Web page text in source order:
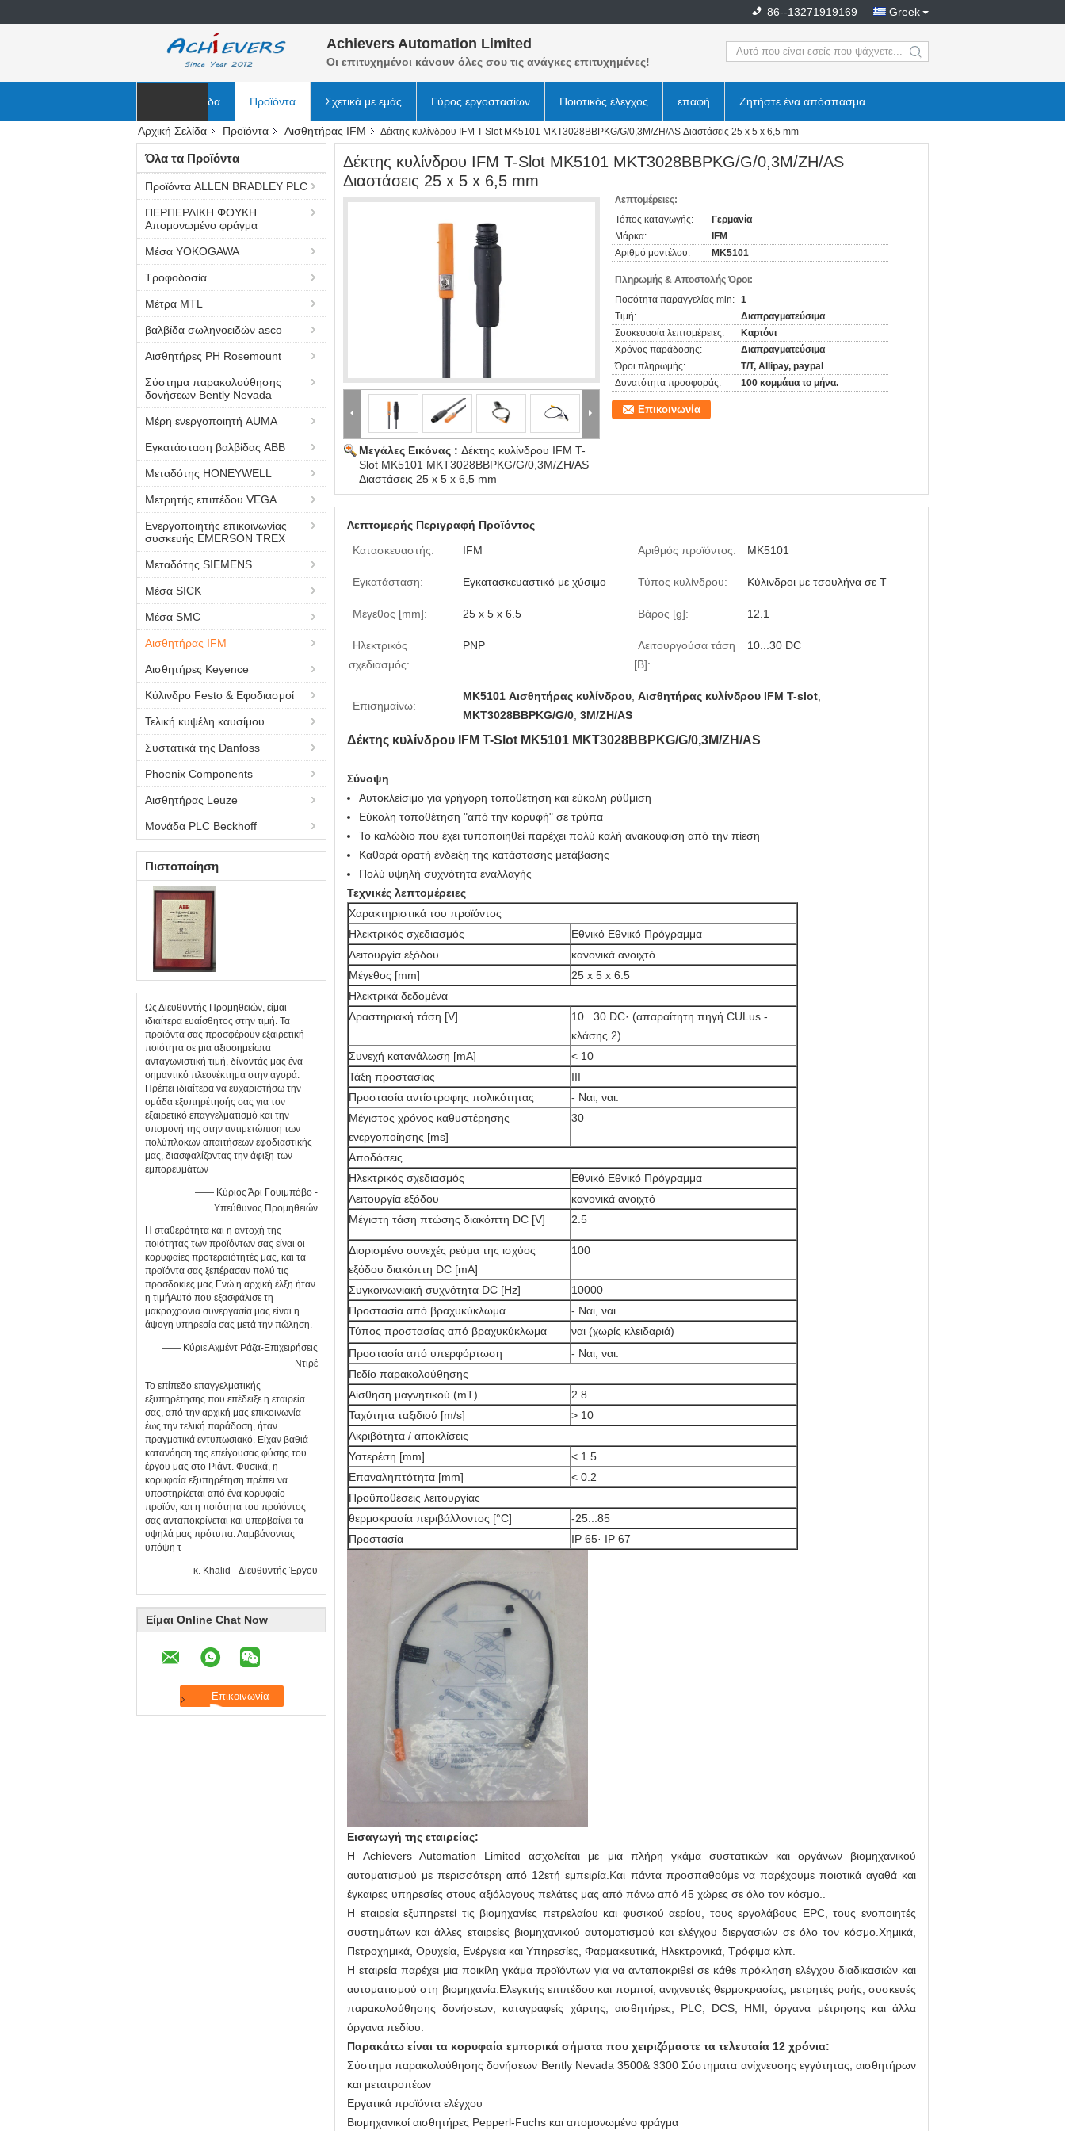
Greek
86--13271919169
Achievers Automation Limited
Οι επιτυχημένοι κάνουν όλες σου τις ανάγκες επιτυχημένες! search
Αρχική Σελίδα Προϊόντα Σχετικά με εμάς Γύρος εργοστασίων Ποιοτικός έλεγχος επαφή Ζητήστε ένα απόσπασμα
Ειδήσεις
Αρχική Σελίδα Προϊόντα Αισθητήρας IFM Δέκτης κυλίνδρου IFM T-Slot MK5101 MKT3028BBPKG/G/0,3M/ZH/AS Διαστάσεις 25 x 5 x 6,5 mm
Όλα τα Προϊόντα
Προϊόντα ALLEN BRADLEY PLC
ΠΕΡΠΕΡΛΙΚΗ ΦΟΥΚΗ
Απομονωμένο φράγμα
Μέσα YOKOGAWA
Τροφοδοσία
Μέτρα MTL
βαλβίδα σωληνοειδών asco
Αισθητήρες PH Rosemount
Σύστημα παρακολούθησης
δονήσεων Bently Nevada
Μέρη ενεργοποιητή AUMA
Εγκατάσταση βαλβίδας ABB
Μεταδότης HONEYWELL
Μετρητής επιπέδου VEGA
Ενεργοποιητής επικοινωνίας
συσκευής EMERSON TREX
Μεταδότης SIEMENS
Μέσα SICK
Μέσα SMC
Αισθητήρας IFM
Αισθητήρες Keyence
Κύλινδρο Festo & Εφοδιασμοί
Τελική κυψέλη καυσίμου
Συστατικά της Danfoss
Phoenix Components
Αισθητήρας Leuze
Μονάδα PLC Beckhoff
Πιστοποίηση
Ως Διευθυντής Προμηθειών, είμαι
ιδιαίτερα ευαίσθητος στην τιμή. Τα
προϊόντα σας προσφέρουν εξαιρετική
ποιότητα σε μια αξιοσημείωτα
ανταγωνιστική τιμή, δίνοντάς μας ένα
σημαντικό πλεονέκτημα στην αγορά.
Πρέπει ιδιαίτερα να ευχαριστήσω την
ομάδα εξυπηρέτησής σας για τον
εξαιρετικό επαγγελματισμό και την
υπομονή της στην αντιμετώπιση των
πολύπλοκων απαιτήσεων εφοδιαστικής
μας, διασφαλίζοντας την άφιξη των
εμπορευμάτων
—— Κύριος Άρι Γουιμπόβο -
Υπεύθυνος Προμηθειών
Η σταθερότητα και η αντοχή της
ποιότητας των προϊόντων σας είναι οι
κορυφαίες προτεραιότητές μας, και τα
προϊόντα σας ξεπέρασαν πολύ τις
προσδοκίες μας.Ενώ η αρχική έλξη ήταν
η τιμήΑυτό που εξασφάλισε τη
μακροχρόνια συνεργασία μας είναι η
άψογη υπηρεσία σας μετά την πώληση.
—— Κύριε Αχμέντ Ράζα-Επιχειρήσεις
Ντιρέ
Το επίπεδο επαγγελματικής
εξυπηρέτησης που επέδειξε η εταιρεία
σας, από την αρχική μας επικοινωνία
έως την τελική παράδοση, ήταν
πραγματικά εντυπωσιακό. Είχαν βαθιά
κατανόηση της επείγουσας φύσης του
έργου μας στο Ριάντ. Φυσικά, η
κορυφαία εξυπηρέτηση πρέπει να
υποστηρίζεται από ένα κορυφαίο
προϊόν, και η ποιότητα του προϊόντος
σας ανταποκρίνεται και υπερβαίνει τα
υψηλά μας πρότυπα. Λαμβάνοντας
υπόψη τ
—— κ. Khalid - Διευθυντής Έργου
Είμαι Online Chat Now
Δέκτης κυλίνδρου IFM T-Slot MK5101 MKT3028BBPKG/G/0,3M/ZH/AS
Διαστάσεις 25 x 5 x 6,5 mm
Μεγάλες Εικόνας : Δέκτης κυλίνδρου IFM T-
Slot MK5101 MKT3028BBPKG/G/0,3M/ZH/AS
Διαστάσεις 25 x 5 x 6,5 mm
Λεπτομέρειες:
Τόπος καταγωγής:
Γερμανία
Μάρκα:
IFM
Αριθμό μοντέλου:
MK5101
Πληρωμής & Αποστολής Όροι:
Ποσότητα παραγγελίας min: 1
Τιμή:
Διαπραγματεύσιμα
Συσκευασία λεπτομέρειες:
Καρτόνι
Χρόνος παράδοσης:
Διαπραγματεύσιμα
Όροι πληρωμής:
T/T, Allipay, paypal
Δυνατότητα προσφοράς:
100 κομμάτια το μήνα.
Επικοινωνία
Λεπτομερής Περιγραφή Προϊόντος
Κατασκευαστής:
IFM Αριθμός προϊόντος: MK5101
Εγκατάσταση: Εγκατασκευαστικό με χύσιμο Τύπος κυλίνδρου: Κύλινδροι με τσουλήνα σε Τ
Μέγεθος [mm]: 25 x 5 x 6.5 Βάρος [g]: 12.1
Ηλεκτρικός
σχεδιασμός:
PNP
Λειτουργούσα τάση
[Β]:
10...30 DC
Επισημαίνω:
MK5101 Αισθητήρας κυλίνδρου Αισθητήρας κυλίνδρου IFM T-slot
MKT3028BBPKG/G/0 3M/ZH/AS
Δέκτης κυλίνδρου IFM T-Slot MK5101 MKT3028BBPKG/G/0,3M/ZH/AS
Σύνοψη
Αυτοκλείσιμο για γρήγορη τοποθέτηση και εύκολη ρύθμιση
Εύκολη τοποθέτηση "από την κορυφή" σε τρύπα
Το καλώδιο που έχει τυποποιηθεί παρέχει πολύ καλή ανακούφιση από την πίεση
Καθαρά ορατή ένδειξη της κατάστασης μετάβασης
Πολύ υψηλή συχνότητα εναλλαγής
Τεχνικές λεπτομέρειες
Χαρακτηριστικά του προϊόντος
Ηλεκτρικός σχεδιασμός
Εθνικό Εθνικό Πρόγραμμα
Λειτουργία εξόδου
κανονικά ανοιχτό
Μέγεθος [mm]
25 x 5 x 6.5
Ηλεκτρικά δεδομένα
Δραστηριακή τάση [V]
10...30 DC· (απαραίτητη πηγή CULus -
κλάσης 2)
Συνεχή κατανάλωση [mA]
< 10
Τάξη προστασίας
ΙΙΙ
Προστασία αντίστροφης πολικότητας
- Ναι, ναι.
Μέγιστος χρόνος καθυστέρησης
ενεργοποίησης [ms]
30
Αποδόσεις
Ηλεκτρικός σχεδιασμός
Εθνικό Εθνικό Πρόγραμμα
Λειτουργία εξόδου
κανονικά ανοιχτό
Μέγιστη τάση πτώσης διακόπτη DC [V]
2.5
Διορισμένο συνεχές ρεύμα της ισχύος
εξόδου διακόπτη DC [mA]
100
Συγκοινωνιακή συχνότητα DC [Hz]
10000
Προστασία από βραχυκύκλωμα
- Ναι, ναι.
Τύπος προστασίας από βραχυκύκλωμα
ναι (χωρίς κλειδαριά)
Προστασία από υπερφόρτωση
- Ναι, ναι.
Πεδίο παρακολούθησης
Αίσθηση μαγνητικού (mT)
2.8
Ταχύτητα ταξιδιού [m/s]
> 10
Ακριβότητα / αποκλίσεις
Υστερέση [mm]
< 1.5
Επαναληπτότητα [mm]
< 0.2
Προϋποθέσεις λειτουργίας
θερμοκρασία περιβάλλοντος [°C]
-25...85
Προστασία
IP 65· IP 67
Εισαγωγή της εταιρείας:
Η Achievers Automation Limited ασχολείται με μια πλήρη γκάμα συστατικών και οργάνων βιομηχανικού
αυτοματισμού με περισσότερη από 12ετή εμπειρία.Και πάντα προσπαθούμε να παρέχουμε ποιοτικά αγαθά και
έγκαιρες υπηρεσίες στους αξιόλογους πελάτες μας από πάνω από 45 χώρες σε όλο τον κόσμο..
Η εταιρεία εξυπηρετεί τις βιομηχανίες πετρελαίου και φυσικού αερίου, τους εργολάβους EPC, τους ενοποιητές
συστημάτων και άλλες εταιρείες βιομηχανικού αυτοματισμού και ελέγχου διεργασιών σε όλο τον κόσμο.Χημικά,
Πετροχημικά, Ορυχεία, Ενέργεια και Υπηρεσίες, Φαρμακευτικά, Ηλεκτρονικά, Τρόφιμα κλπ.
Η εταιρεία παρέχει μια ποικίλη γκάμα προϊόντων για να ανταποκριθεί σε κάθε πρόκληση ελέγχου διαδικασιών και
αυτοματισμού στη βιομηχανία.Ελεγκτής επιπέδου και πομποί, ανιχνευτές θερμοκρασίας, μετρητές ροής, συσκευές
παρακολούθησης δονήσεων, καταγραφείς χάρτης, αισθητήρες, PLC, DCS, HMI, όργανα μέτρησης και άλλα
όργανα πεδίου.
Παρακάτω είναι τα κορυφαία εμπορικά σήματα που χειριζόμαστε τα τελευταία 12 χρόνια:
Σύστημα παρακολούθησης δονήσεων Bently Nevada 3500& 3300 Σύστηματα ανίχνευσης εγγύτητας, αισθητήρων
και μετατροπέων
Εργατικά προϊόντα ελέγχου
Βιομηχανικοί αισθητήρες Pepperl-Fuchs και απομονωμένο φράγμα